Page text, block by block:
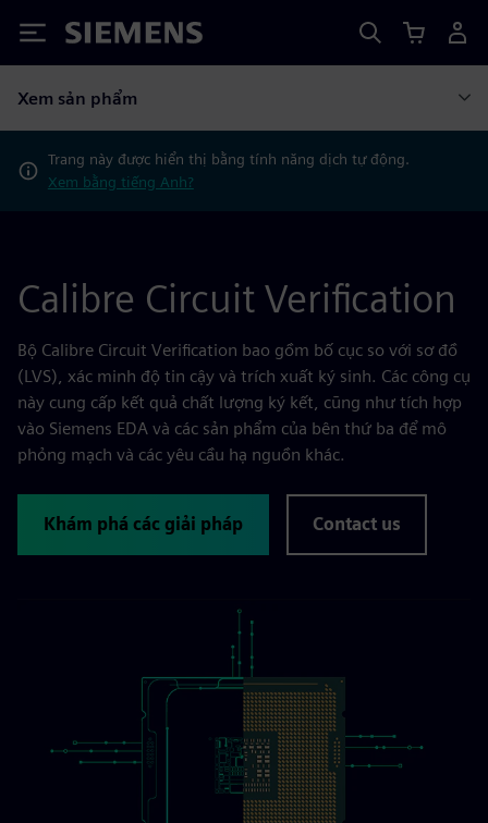
Siemens
Xem sản phẩm
Trang này được hiển thị bằng tính năng dịch tự động.
Xem bằng tiếng Anh?
Calibre Circuit Verification
Bộ Calibre Circuit Verification bao gồm bố cục so với sơ đồ
(LVS), xác minh độ tin cậy và trích xuất ký sinh. Các công cụ
này cung cấp kết quả chất lượng ký kết, cũng như tích hợp
vào Siemens EDA và các sản phẩm của bên thứ ba để mô
phỏng mạch và các yêu cầu hạ nguồn khác.
Khám phá các giải pháp Contact us